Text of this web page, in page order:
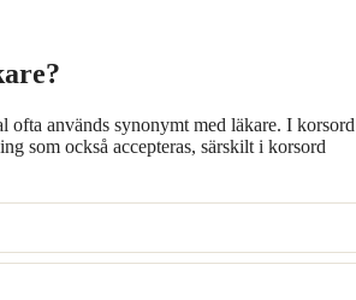
används synonymt med läkare. I korsord
som också accepteras, särskilt i korsord